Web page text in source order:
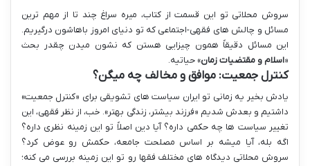
سروش محلاتی تو این قسمت از کتاب، میره سراغ چند تا از مهم ترین
مسائل و چالش های فقهی-اجتماعی که تو دنیای امروز باهاشون درگیریم.
این مسائل دقیقاً همون چیزایی هستن که نشون میدن چقدر بحث
«اسلام و مقتضیات زمان» حیاتیه.
کنترل جمعیت: موافق و مخالف چه میگن؟
یادش بخیر یه زمانی تو ایران سیاست های تشویقی برای «کنترل جمعیت»
داشتیم و بعدش شدیم «فرزند بیشتر، زندگی بهتر». خب، از نظر فقهی، این
تغییر سیاست ها چه حکمی داره؟ آیا دین اصلاً تو این زمینه نظری داره؟
اگه بله، آیا میشه بر اساس مصلحت جامعه، حکمش رو عوض کرد؟
سروش محلاتی دیدگاه های مختلف فقها رو تو این زمینه بررسی می کنه؛